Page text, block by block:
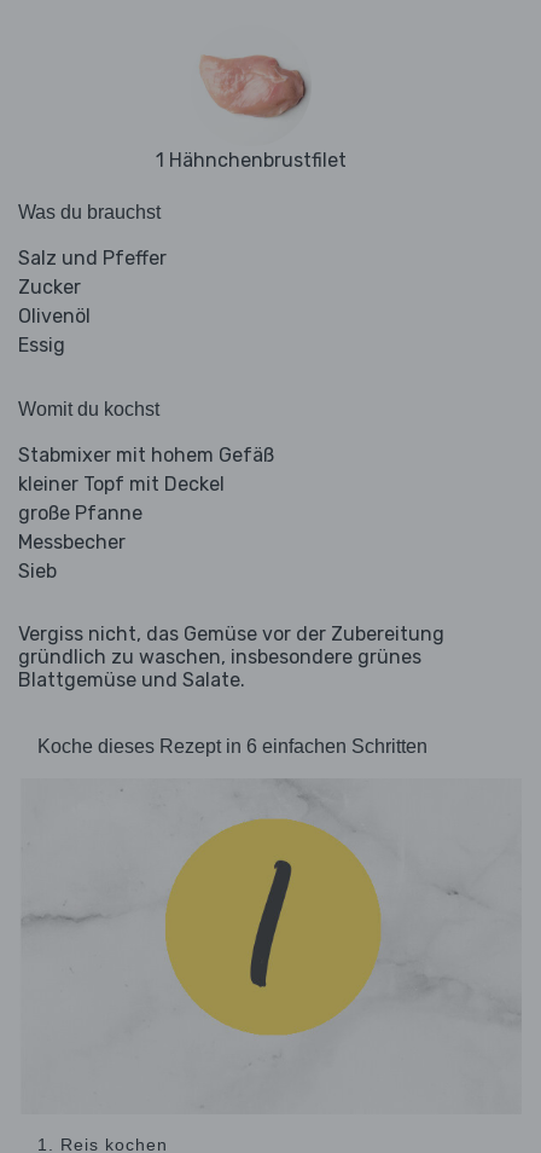
1 Hähnchenbrustfilet
Was du brauchst
Salz und Pfeffer
Zucker
Olivenöl
Essig
Womit du kochst
Stabmixer mit hohem Gefäß
kleiner Topf mit Deckel
große Pfanne
Messbecher
Sieb
Vergiss nicht, das Gemüse vor der Zubereitung
gründlich zu waschen, insbesondere grünes
Blattgemüse und Salate.
Koche dieses Rezept in 6 einfachen Schritten
1. Reis kochen